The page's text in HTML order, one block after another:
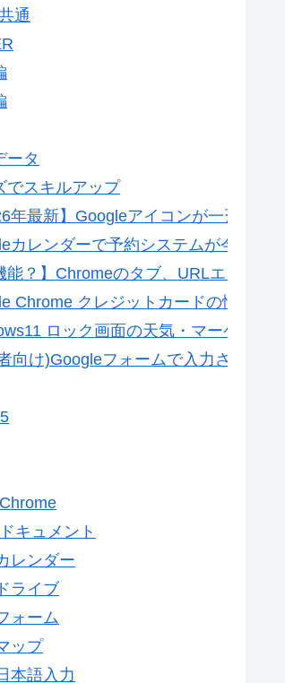
通
ータ
でスキルアップ
年最新】Googleアイコンが一斉変
カレンダーで予約システムが今すぐ
能？】Chromeのタブ、URLエリア
Chrome クレジットカードの情報を
ロック画面の天気・マーケット
向け)Googleフォームで入力された
キュメント
レンダー
ライブ
ォーム
ップ
本語入力